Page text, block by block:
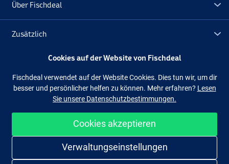
Über Fischdeal
Zusätzlich
Lagerräumung
Facebook
Einfach und sicher shoppen
Cookies auf der Website von Fischdeal
Fischdeal verwendet auf der Website Cookies. Dies tun wir, um dir
besser und persönlicher helfen zu können. Mehr erfahren? Lesen
Sie unsere Datenschutzbestimmungen.
Cookies akzeptieren
Verwaltungseinstellungen